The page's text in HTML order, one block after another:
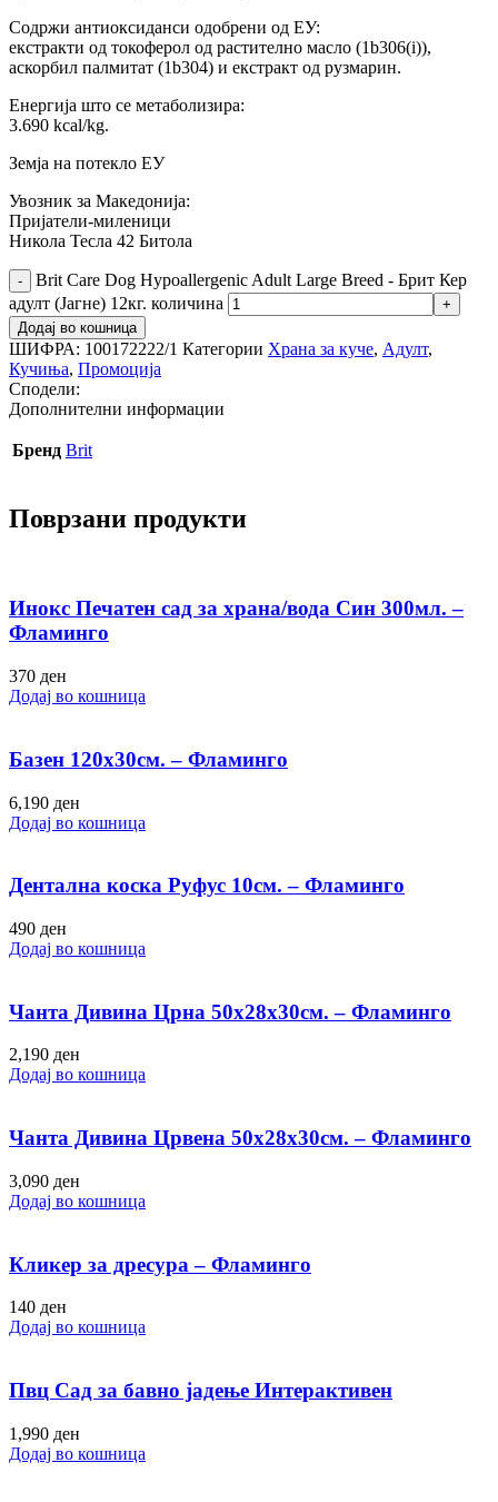
Содржи антиоксиданси одобрени од ЕУ:
екстракти од токоферол од растително масло (1b306(i)),
аскорбил палмитат (1b304) и екстракт од рузмарин.
Енергија што се метаболизира:
3.690 kcal/kg.
Земја на потекло ЕУ
Увозник за Македонија:
Пријатели-миленици
Никола Тесла 42 Битола
Brit Care Dog Hypoallergenic Adult Large Breed - Брит Кер
адулт (Јагне) 12кг. количина
Додај во кошница
ШИФРА: 100172222/1 Категории Храна за куче, Адулт,
Кучиња, Промоција
Сподели:
Дополнителни информации
Бренд Brit
Поврзани продукти
Инокс Печатен сад за храна/вода Син 300мл. –
Фламинго
370 ден
Додај во кошница
Базен 120х30см. – Фламинго
6,190 ден
Додај во кошница
Дентална коска Руфус 10см. – Фламинго
490 ден
Додај во кошница
Чанта Дивина Црна 50х28х30см. – Фламинго
2,190 ден
Додај во кошница
Чанта Дивина Црвена 50х28х30см. – Фламинго
3,090 ден
Додај во кошница
Кликер за дресура – Фламинго
140 ден
Додај во кошница
Пвц Сад за бавно јадење Интерактивен
1,990 ден
Додај во кошница